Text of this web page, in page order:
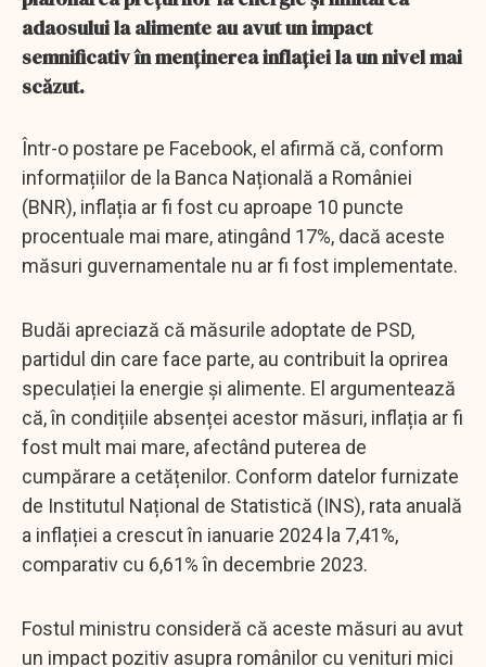
adaosului la alimente au avut un impact
semnificativ în menținerea inflației la un nivel mai
scăzut.
Într-o postare pe Facebook, el afirmă că, conform
informațiilor de la Banca Națională a României
(BNR), inflația ar fi fost cu aproape 10 puncte
procentuale mai mare, atingând 17%, dacă aceste
măsuri guvernamentale nu ar fi fost implementate.
Budăi apreciază că măsurile adoptate de PSD,
partidul din care face parte, au contribuit la oprirea
speculației la energie și alimente. El argumentează
că, în condițiile absenței acestor măsuri, inflația ar fi
fost mult mai mare, afectând puterea de
cumpărare a cetățenilor. Conform datelor furnizate
de Institutul Național de Statistică (INS), rata anuală
a inflației a crescut în ianuarie 2024 la 7,41%,
comparativ cu 6,61% în decembrie 2023.
Fostul ministru consideră că aceste măsuri au avut
un impact pozitiv asupra românilor cu venituri mici